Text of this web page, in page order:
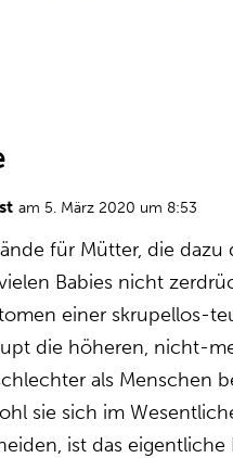
am 5. März 2020 um 8:53
für Mütter, die dazu
Babies nicht
einer skrupellos-
die höheren, nicht-
als Menschen
sie sich im
ist das